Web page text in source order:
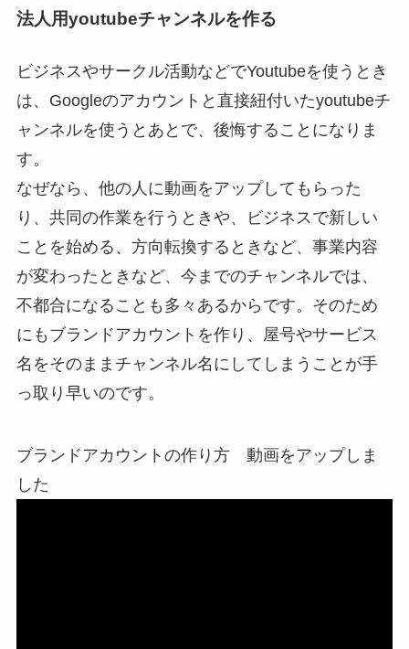
法人用youtubeチャンネルを作る
ビジネスやサークル活動などでYoutubeを使うとき
は、Googleのアカウントと直接紐付いたyoutubeチ
ャンネルを使うとあとで、後悔することになりま
す。
なぜなら、他の人に動画をアップしてもらった
り、共同の作業を行うときや、ビジネスで新しい
ことを始める、方向転換するときなど、事業内容
が変わったときなど、今までのチャンネルでは、
不都合になることも多々あるからです。そのため
にもブランドアカウントを作り、屋号やサービス
名をそのままチャンネル名にしてしまうことが手
っ取り早いのです。
ブランドアカウントの作り方 動画をアップしま
した